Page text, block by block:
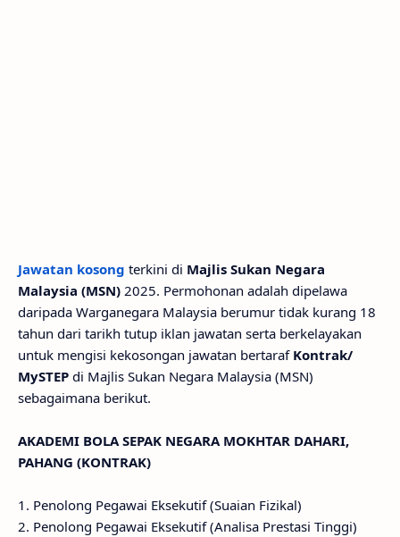
Jawatan kosong terkini di Majlis Sukan Negara
Malaysia (MSN) 2025. Permohonan adalah dipelawa
daripada Warganegara Malaysia berumur tidak kurang 18
tahun dari tarikh tutup iklan jawatan serta berkelayakan
untuk mengisi kekosongan jawatan bertaraf Kontrak/
MySTEP di Majlis Sukan Negara Malaysia (MSN)
sebagaimana berikut.
AKADEMI BOLA SEPAK NEGARA MOKHTAR DAHARI,
PAHANG (KONTRAK)
1. Penolong Pegawai Eksekutif (Suaian Fizikal)
2. Penolong Pegawai Eksekutif (Analisa Prestasi Tinggi)